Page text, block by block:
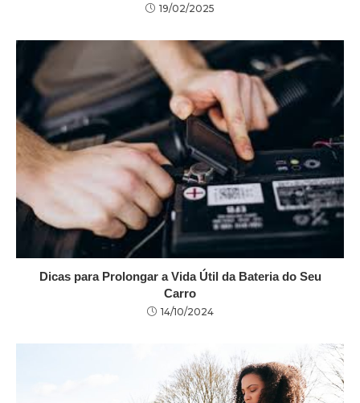
19/02/2025
Dicas para Prolongar a Vida Útil da Bateria do Seu
Carro
14/10/2024